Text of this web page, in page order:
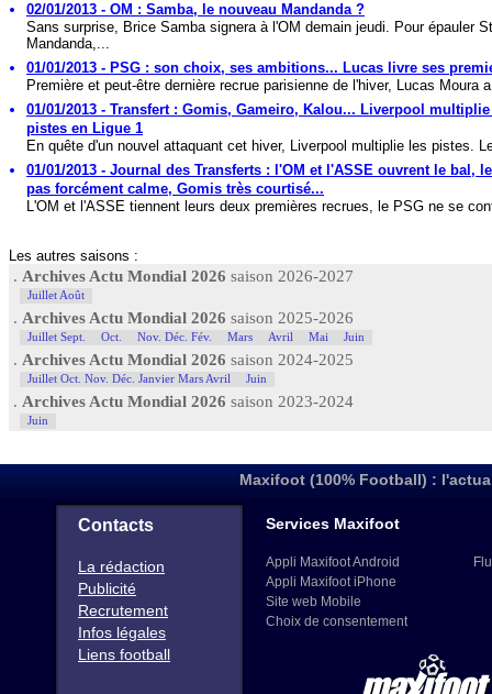
02/01/2013 - OM : Samba, le nouveau Mandanda ?
Sans surprise, Brice Samba signera à l'OM demain jeudi. Pour épauler
Mandanda,...
01/01/2013 - PSG : son choix, ses ambitions... Lucas livre ses
Première et peut-être dernière recrue parisienne de l'hiver, Lucas Moura
01/01/2013 - Transfert : Gomis, Gameiro, Kalou... Liverpool
pistes en Ligue 1
En quête d'un nouvel attaquant cet hiver, Liverpool multiplie les pistes.
01/01/2013 - Journal des Transferts : l'OM et l'ASSE ouvrent le bal,
pas forcément calme, Gomis très courtisé...
L'OM et l'ASSE tiennent leurs deux premières recrues, le PSG ne se
Les autres saisons :
. Archives Actu Mondial 2026 saison 2026-2027
Juillet Août
. Archives Actu Mondial 2026 saison 2025-2026
Juillet Sept. Oct. Nov. Déc. Fév. Mars Avril Mai Juin
. Archives Actu Mondial 2026 saison 2024-2025
Juillet Oct. Nov. Déc. Janvier Mars Avril Juin
. Archives Actu Mondial 2026 saison 2023-2024
Juin
Maxifoot (100% Football) :
Contacts
La rédaction
Publicité
Recrutement
Infos légales
Liens football
Services Maxifoot
Appli Maxifoot Android
Appli Maxifoot iPhone
Site web Mobile
Choix de consentement